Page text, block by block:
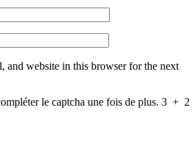
and website in this browser for the next
le captcha une fois de plus. 3 + 2